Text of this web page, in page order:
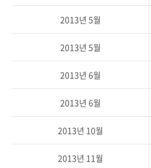
2013년 5월
2013년 5월
2013년 6월
2013년 6월
2013년 10월
2013년 11월